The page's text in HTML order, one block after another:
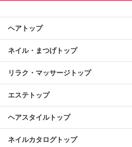
ヘアトップ
ネイル・まつげトップ
リラク・マッサージトップ
エステトップ
ヘアスタイルトップ
ネイルカタログトップ